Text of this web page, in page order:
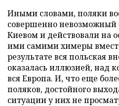
Иными словами, поляки
совершенно
Киевом и действовали на
ими самими химеры
результате вся польская
оказалась иллюзией, над
вся Европа. И, что еще
поляков, достойного
ситуации у них не